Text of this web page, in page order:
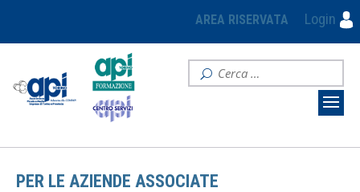
AREA RISERVATA Login
PER LE AZIENDE ASSOCIATE